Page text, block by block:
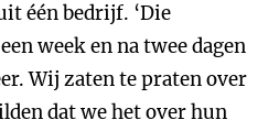
één bedrijf. ‘Die
week en na twee dagen
Wij zaten te praten over
dat we het over hun